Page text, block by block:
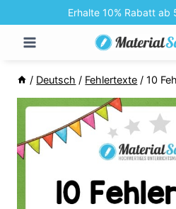
Inhalt
springen
Erhalte 10% Rabatt
/ Deutsch / Fehlertexte / 10